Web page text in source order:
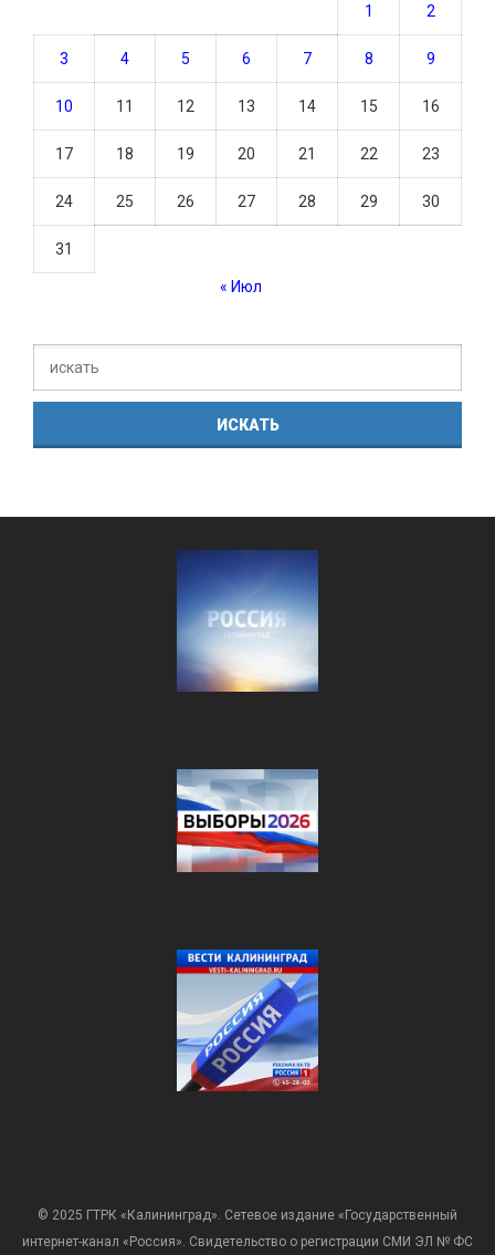
1 2
3 4 5 6 7 8 9
10 11 12 13 14 15 16
17 18 19 20 21 22 23
24 25 26 27 28 29 30
31
« Июл
© 2025 ГТРК «Калининград». Сетевое издание «Государственный
интернет-канал «Россия». Свидетельство о регистрации СМИ ЭЛ № ФС